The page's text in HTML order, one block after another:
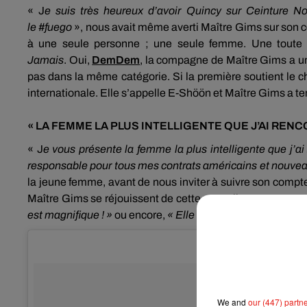
« Je suis très heureux d’avoir Quincy sur Ceinture
le#fuego », nous avait même averti Maître Gimssur son
à une seule personne ; une seule femme. Une
Jamais. Oui, DemDem, la compagne de Maître Gims a
pas dans la même catégorie. Si la première soutient le
internationale. Elle s’appelle E-Shöön et Maître Gimsa
« LA FEMME LA PLUS INTELLIGENTE QUE J’AI
« Je vous présente la femme la plus intelligente que
responsable pour tous mes contrats américains et
la jeune femme, avant de nous inviter à suivre son
Maître Gims se réjouissent de cette nouvelle recrue et
est magnifique ! » ou encore, « Elle est canon !
We and our (447)